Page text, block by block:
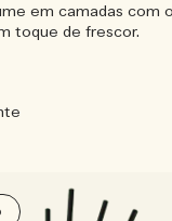
em camadas com
toque de frescor.